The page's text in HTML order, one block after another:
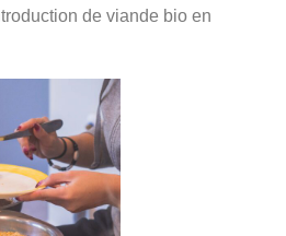
de viande bio en